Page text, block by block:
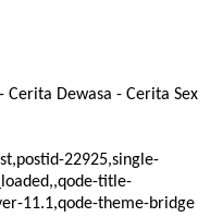
Cerita Dewasa - Cerita Sex
22925,single-
title-
11.1,qode-theme-bridge